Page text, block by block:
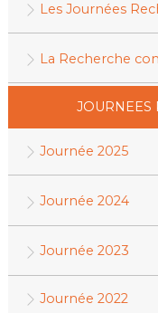
Les Journées
La Recherche
JOURNEES
Journée 2025
Journée 2024
Journée 2023
Journée 2022